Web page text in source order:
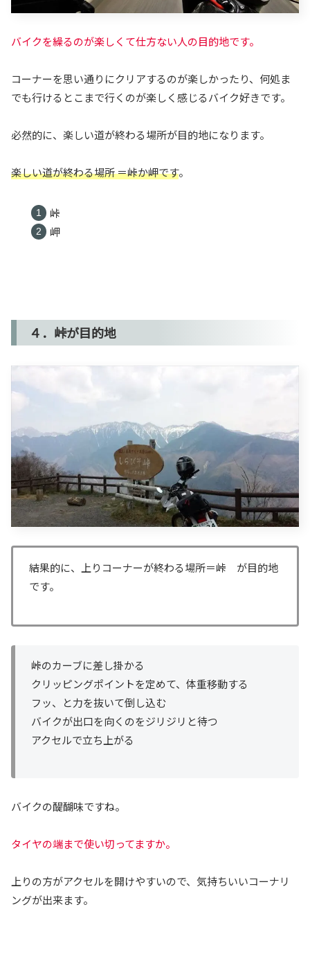
バイクを繰るのが楽しくて仕方ない人の目的地です。
コーナーを思い通りにクリアするのが楽しかったり、何処ま
でも行けるとこまで行くのが楽しく感じるバイク好きです。
必然的に、楽しい道が終わる場所が目的地になります。
楽しい道が終わる場所 ＝峠か岬です。
峠
岬
４．峠が目的地
結果的に、上りコーナーが終わる場所＝峠 が目的地
です。
峠のカーブに差し掛かる
クリッピングポイントを定めて、体重移動する
フッ、と力を抜いて倒し込む
バイクが出口を向くのをジリジリと待つ
アクセルで立ち上がる
バイクの醍醐味ですね。
タイヤの端まで使い切ってますか。
上りの方がアクセルを開けやすいので、気持ちいいコーナリ
ングが出来ます。